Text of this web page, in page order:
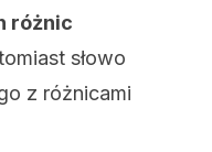
różnic
słowo
z różnicami